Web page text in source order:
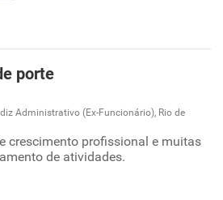
porte
Administrativo (Ex-Funcionário), Rio de
crescimento profissional e muitas
de atividades.